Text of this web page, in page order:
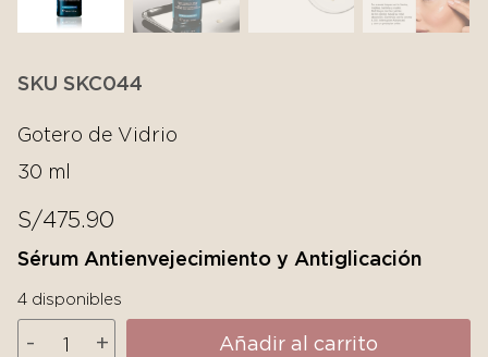
SKU SKC044
Gotero de Vidrio
30 ml
S/475.90
Sérum Antienvejecimiento y Antiglicación
4 disponibles
+
- Añadir al carrito